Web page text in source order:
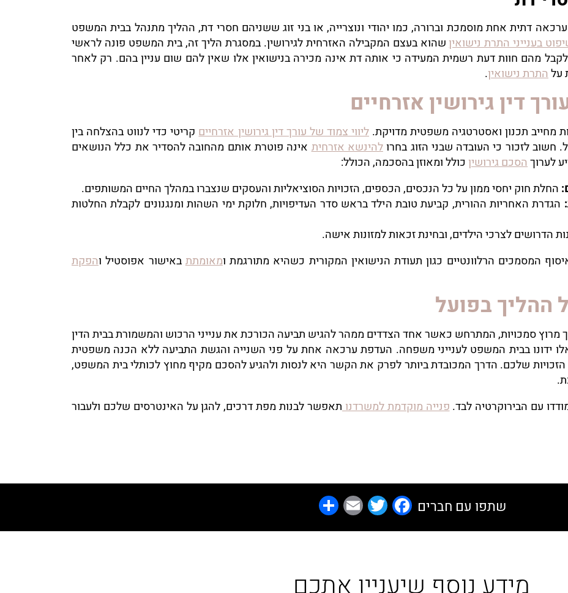
דתית אחת מוסמכת וברורה, כמו יהודי ונוצרייה, או בני זוג ששניהם חסרי דת, ההליך מתנהל בבית המשפט
בענייני התרת נישואיןשהוא בעצם המקבילה האזרחית לגירושין. במסגרת הליך זה, בית המשפט פונה לראשי
לקבל מהם חוות דעת רשמית המעידה כי אותה דת אינה מכירה בנישואין אלו שאין להם שום עניין בהם. רק לאחר
עלהתרת נישואין.
דין גירושין אזרחיים
מחייב תכנון ואסטרטגיה משפטית מדויקת.ליווי צמוד של עורך דין גירושין אזרחייםקריטי כדי לנווט בהצלחה בין
חשוב לזכור כי העובדה שבני הזוג בחרולהינשא אזרחיתאינה פוטרת אותם מהחובה להסדיר את כלל הנושאים
לערוךהסכם גירושיןכולל ומאוזן בהסכמה, הכולל:
החלת חוק יחסי ממון על כל הנכסים, הכספים, הזכויות הסוציאליות והעסקים שנצברו במהלך החיים המשותפים.
הגדרת האחריות ההורית, קביעת טובת הילד בראש סדר העדיפויות, חלוקת ימי השהות ומנגנונים לקבלת החלטות
הדרושים לצרכי הילדים, ובחינת זכאות למזונות אישה.
המסמכים הרלוונטיים כגון תעודת הנישואין המקורית כשהיא מתורגמת ומאומתת באישור אפוסטיל והפקת
ההליך בפועל
מרוץ סמכויות, המתרחש כאשר אחד הצדדים ממהר להגיש תביעה הכורכת את ענייני הרכוש והמשמורת בבית הדין
אלו ידונו בבית המשפט לענייני משפחה. העדפת ערכאה אחת על פני השנייה והגשת התביעה ללא הכנה משפטית
שלכם. הדרך המכובדת ביותר לפרק את הקשר היא לנסות ולהגיע להסכם מקיף מחוץ לכותלי בית המשפט,
עם הבירוקרטיה לבד.פנייה מוקדמת למשרדנותאפשר לבנות מפת דרכים, להגן על האינטרסים שלכם ולעבור
שתפו עם חברים Facebook
Twitter
Email
מידע נוסף שיעניין אתכם